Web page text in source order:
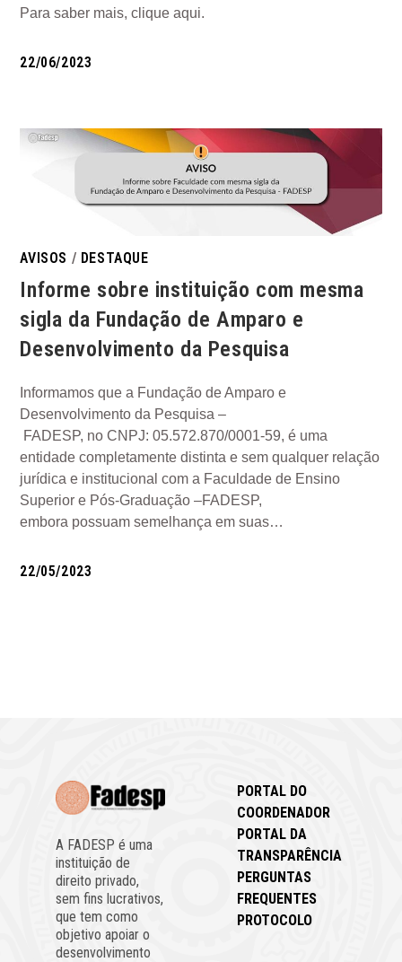
Para saber mais, clique aqui.
22/06/2023
AVISOS / DESTAQUE
Informe sobre instituição com mesma
sigla da Fundação de Amparo e
Desenvolvimento da Pesquisa
Informamos que a Fundação de Amparo e
Desenvolvimento da Pesquisa –
FADESP, no CNPJ: 05.572.870/0001-59, é uma
entidade completamente distinta e sem qualquer relação
jurídica e institucional com a Faculdade de Ensino
Superior e Pós-Graduação –FADESP,
embora possuam semelhança em suas…
22/05/2023
A FADESP é uma
instituição de
direito privado,
sem fins lucrativos,
que tem como
objetivo apoiar o
desenvolvimento
PORTAL DO
COORDENADOR
PORTAL DA
TRANSPARÊNCIA
PERGUNTAS
FREQUENTES
PROTOCOLO